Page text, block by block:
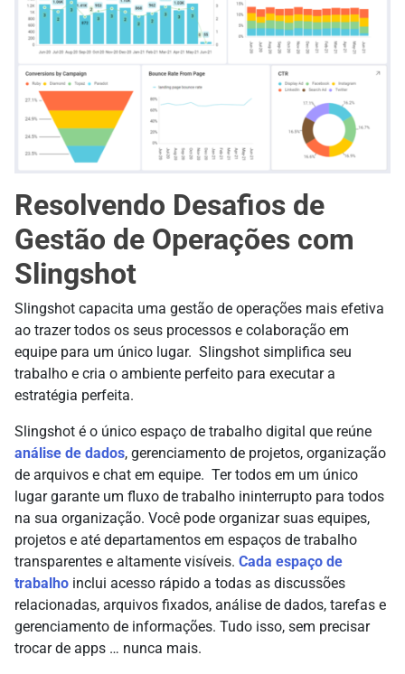
Resolvendo Desafios de
Gestão de Operações com
Slingshot
Slingshot capacita uma gestão de operações mais efetiva
ao trazer todos os seus processos e colaboração em
equipe para um único lugar. Slingshot simplifica seu
trabalho e cria o ambiente perfeito para executar a
estratégia perfeita.
Slingshot é o único espaço de trabalho digital que reúne
análise de dados, gerenciamento de projetos, organização
de arquivos e chat em equipe. Ter todos em um único
lugar garante um fluxo de trabalho ininterrupto para todos
na sua organização. Você pode organizar suas equipes,
projetos e até departamentos em espaços de trabalho
transparentes e altamente visíveis. Cada espaço de
trabalho inclui acesso rápido a todas as discussões
relacionadas, arquivos fixados, análise de dados, tarefas e
gerenciamento de informações. Tudo isso, sem precisar
trocar de apps … nunca mais.